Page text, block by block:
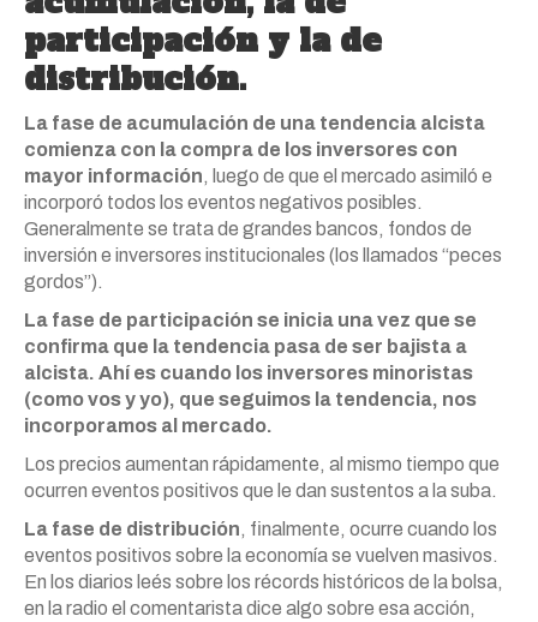
participación y la de
distribución.
La fase de acumulación de una tendencia alcista
comienza con la compra de los inversores con
mayor información, luego de que el mercado asimiló e
incorporó todos los eventos negativos posibles.
Generalmente se trata de grandes bancos, fondos de
inversión e inversores institucionales (los llamados “peces
gordos”).
La fase de participación se inicia una vez que se
confirma que la tendencia pasa de ser bajista a
alcista. Ahí es cuando los inversores minoristas
(como vos y yo), que seguimos la tendencia, nos
incorporamos al mercado.
Los precios aumentan rápidamente, al mismo tiempo que
ocurren eventos positivos que le dan sustentos a la suba.
La fase de distribución, finalmente, ocurre cuando los
eventos positivos sobre la economía se vuelven masivos.
En los diarios leés sobre los récords históricos de la bolsa,
en la radio el comentarista dice algo sobre esa acción,